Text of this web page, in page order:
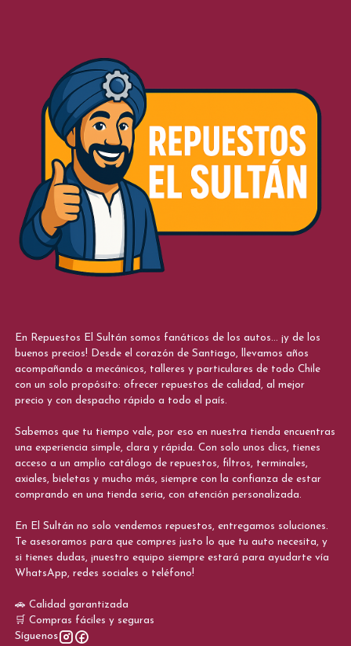
En Repuestos El Sultán somos fanáticos de los autos... ¡y de los
buenos precios! Desde el corazón de Santiago, llevamos años
acompañando a mecánicos, talleres y particulares de todo Chile
con un solo propósito: ofrecer repuestos de calidad, al mejor
precio y con despacho rápido a todo el país.
Sabemos que tu tiempo vale, por eso en nuestra tienda encuentras
una experiencia simple, clara y rápida. Con solo unos clics, tienes
acceso a un amplio catálogo de repuestos, filtros, terminales,
axiales, bieletas y mucho más, siempre con la confianza de estar
comprando en una tienda seria, con atención personalizada.
En El Sultán no solo vendemos repuestos, entregamos soluciones.
Te asesoramos para que compres justo lo que tu auto necesita, y
si tienes dudas, ¡nuestro equipo siempre estará para ayudarte vía
WhatsApp, redes sociales o teléfono!
🚗 Calidad garantizada
🛒 Compras fáciles y seguras
Síguenos